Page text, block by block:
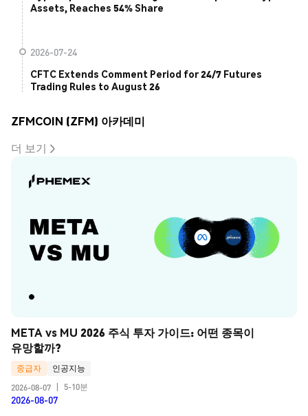
Assets, Reaches 54% Share
2026-07-24
CFTC Extends Comment Period for 24/7 Futures
Trading Rules to August 26
ZFMCOIN (ZFM) 아카데미
더 보기
META vs MU 2026 주식 투자 가이드: 어떤 종목이
유망할까?
중급자
인공지능
2026-08-07
5-10분
2026-08-07